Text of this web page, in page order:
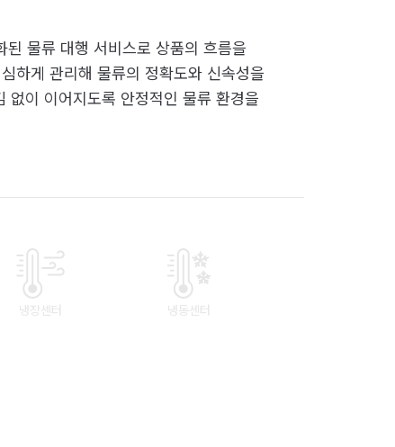
물류 대행 서비스로 상품의 흐름을
하게 관리해 물류의 정확도와 신속성을
없이 이어지도록 안정적인 물류 환경을
냉장센터 냉동센터